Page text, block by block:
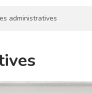
administratives